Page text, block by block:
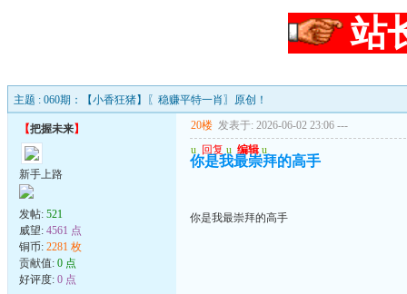
站
主题 : 060期：【小香狂猪】〖稳赚平特一肖〗原创！
【把握未来】
新手上路
发帖: 521
威望: 4561 点
铜币: 2281 枚
贡献值: 0 点
好评度: 0 点
20楼 发表于: 2026-06-02 23:06 ---
u 回复 u 编辑 u
你是我最崇拜的高手
你是我最崇拜的高手